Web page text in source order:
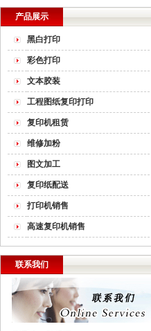
产品展示
黑白打印
彩色打印
文本胶装
工程图纸复印打印
复印机租赁
维修加粉
图文加工
复印纸配送
打印机销售
高速复印机销售
联系我们